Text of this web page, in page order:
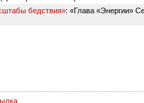
бедствия»: «Глава «Энергии»